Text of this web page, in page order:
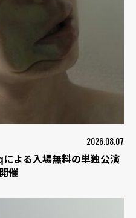
2026.08.07
よる入場無料の単独公演
催